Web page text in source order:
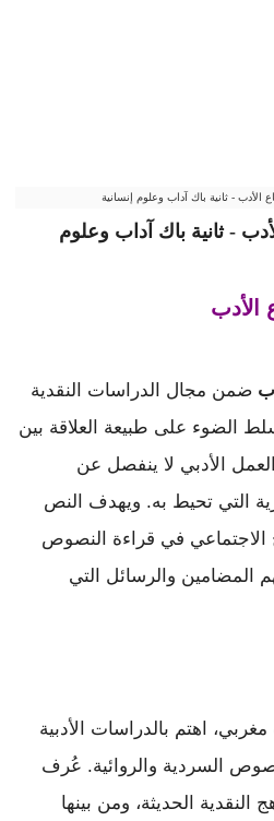
- ثانية باك آداب وعلوم إنسانية
- ثانية باك آداب وعلوم
الأدب
ضمن مجال الدراسات النقدية
الضوء على طبيعة العلاقة بين
الأدبي لا ينفصل عن
التي تحيط به. ويهدف النص
الاجتماعي في قراءة النصوص
المضامين والرسائل التي
اهتم بالدراسات الأدبية
السردية والروائية. عُرف
النقدية الحديثة، ومن بينها